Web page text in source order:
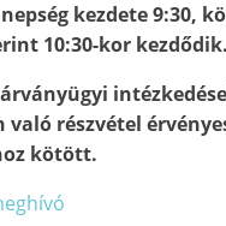
kezdete 9:30,
10:30-kor kezdődik.
való részvétel
kötött.